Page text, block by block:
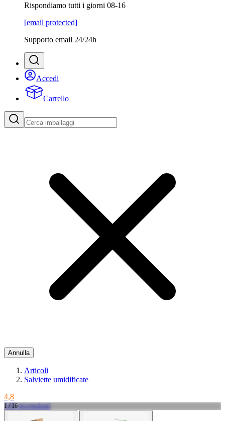
Rispondiamo tutti i giorni 08-16
[email protected]
Supporto email 24/24h
Accedi
Carrello
Annulla
Articoli
Salviette umidificate
4,8
145 recensioni
1 / 16